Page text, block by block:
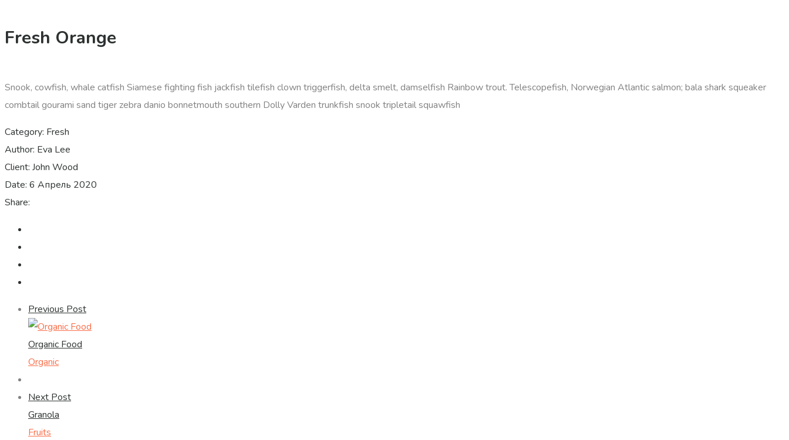
Fresh Orange
Snook, cowfish, whale catfish Siamese fighting fish jackfish tilefish clown triggerfish, delta smelt, damselfish Rainbow trout. Telescopefish, Norwegian Atlantic salmon; bala shark squeaker
combtail gourami sand tiger zebra danio bonnetmouth southern Dolly Varden trunkfish snook tripletail squawfish
Category: Fresh
Author: Eva Lee
Client: John Wood
Date: 6 Апрель 2020
Share:
Previous Post
Organic Food
Organic
Next Post
Granola
Fruits